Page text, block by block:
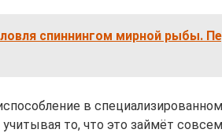
спиннингом мирной рыбы.
в
то, что это займёт